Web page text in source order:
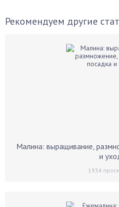
Рекомендуем другие
Малина: выращивание,
и
1934